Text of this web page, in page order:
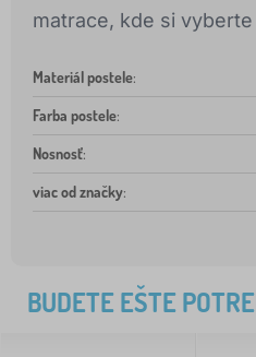
matrace, kde si
Materiál postele:
Farba postele:
Nosnosť:
viac od značky:
BUDETE EŠTE